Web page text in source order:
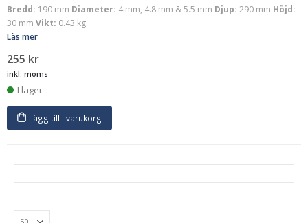
Bredd: 190 mm Diameter: 4 mm, 4.8 mm & 5.5 mm Djup: 290 mm Höjd:
30 mm Vikt: 0.43 kg
Läs mer
255 kr
inkl. moms
I lager
Lägg till i varukorg